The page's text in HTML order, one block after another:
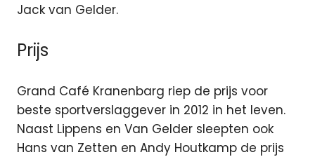
Jack van Gelder.
Prijs
Grand Café Kranenbarg riep de prijs voor
beste sportverslaggever in 2012 in het leven.
Naast Lippens en Van Gelder sleepten ook
Hans van Zetten en Andy Houtkamp de prijs